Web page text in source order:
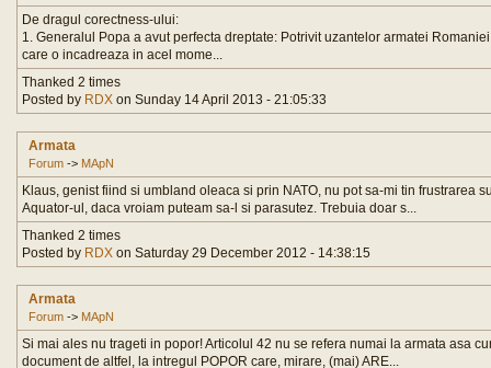
De dragul corectness-ului:
1. Generalul Popa a avut perfecta dreptate: Potrivit uzantelor armatei
care o incadreaza in acel mome...
Thanked 2 times
Posted by RDX on Sunday 14 April 2013 - 21:05:33
Armata
Forum -> MApN
Klaus, genist fiind si umbland oleaca si prin NATO, nu pot sa-mi tin frustrarea
Aquator-ul, daca vroiam puteam sa-l si parasutez. Trebuia doar s...
Thanked 2 times
Posted by RDX on Saturday 29 December 2012 - 14:38:15
Armata
Forum -> MApN
Si mai ales nu trageti in popor! Articolul 42 nu se refera numai la armata asa
document de altfel, la intregul POPOR care, mirare, (mai) ARE...